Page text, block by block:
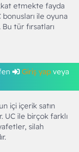
etmekte fayda
ile oyuna
tür fırsatları
Giriş yap veya
içi içerik satın
UC ile birçok farklı
silah